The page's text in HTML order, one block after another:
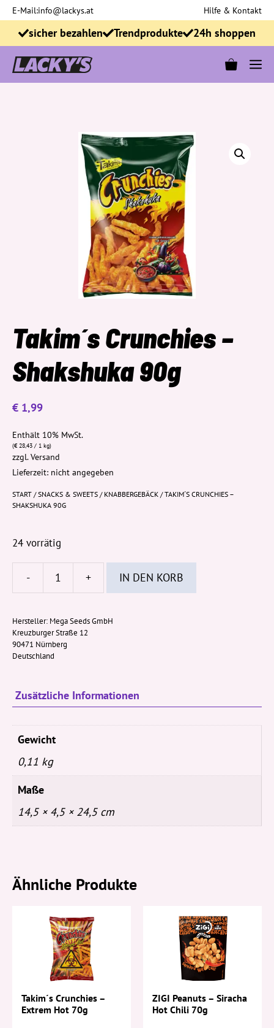
Zum
Inhalt
springen
E-Mail:info@lackys.at Hilfe & Kontakt
sicher bezahlen Trendprodukte 24h shoppen
Takim´s Crunchies –
Shakshuka 90g
€ 1,99
Enthält 10% MwSt.
(€28,43 / 1 kg)
zzgl.Versand
Lieferzeit: nicht angegeben
START /SNACKS & SWEETS / KNABBERGEBÄCK / TAKIM´S CRUNCHIES –
SHAKSHUKA 90G
24 vorrätig
-
Takim
Crunchies
+ IN DEN KORB
Hersteller: Mega Seeds GmbH
Kreuzburger Straße 12
90471 Nürnberg
Deutschland
Zusätzliche Informationen
Gewicht
0,11 kg
Maße
14,5 × 4,5 × 24,5 cm
Ähnliche Produkte
Takim´s Crunchies –
Extrem Hot 70g
ZIGI Peanuts – Siracha
Hot Chili 70g